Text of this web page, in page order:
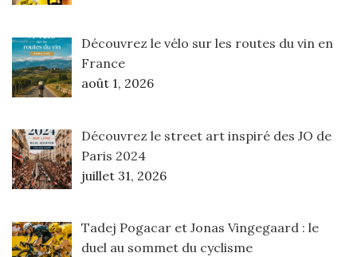
Découvrez le vélo sur les routes du vin en
France
août 1, 2026
Découvrez le street art inspiré des JO de
Paris 2024
juillet 31, 2026
Tadej Pogacar et Jonas Vingegaard : le
duel au sommet du cyclisme